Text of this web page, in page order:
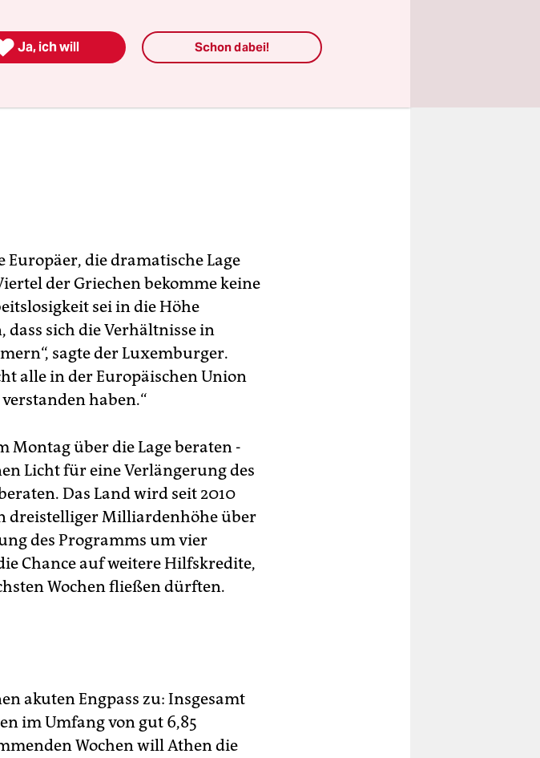
die dramatische Lage
der Griechen bekomme keine
sei in die Höhe
dass sich die Verhältnisse in
sagte der Luxemburger.
alle in der Europäischen Union
haben.“
Montag über die Lage beraten -
Licht für eine Verlängerung des
Das Land wird seit 2010
Milliardenhöhe über
des Programms um vier
Chance auf weitere Hilfskredite,
Wochen fließen dürften.
akuten Engpass zu: Insgesamt
im Umfang von gut 6,85
Wochen will Athen die
Ja, ich will Schon dabei!